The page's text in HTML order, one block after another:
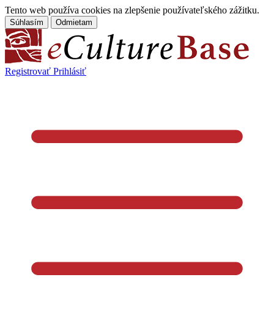
Tento web používa cookies na zlepšenie používateľského zážitku.
Súhlasím Odmietam
Registrovať Prihlásiť